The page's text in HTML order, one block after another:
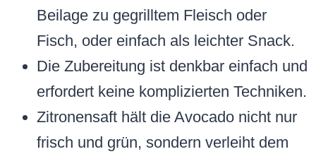
Beilage zu gegrilltem Fleisch oder
Fisch, oder einfach als leichter Snack.
Die Zubereitung ist denkbar einfach und
erfordert keine komplizierten Techniken.
Zitronensaft hält die Avocado nicht nur
frisch und grün, sondern verleiht dem